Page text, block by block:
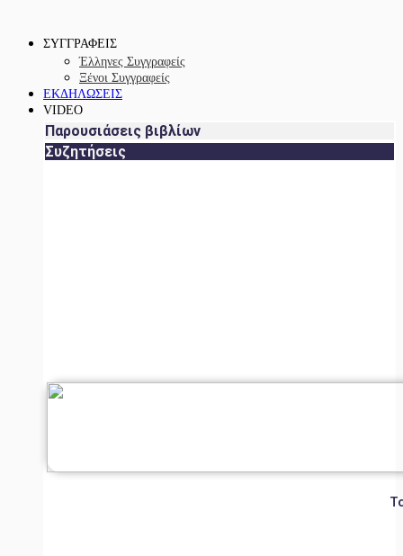
ΣΥΓΓΡΑΦΕΙΣ
Έλληνες Συγγραφείς
Ξένοι Συγγραφείς
ΕΚΔΗΛΩΣΕΙΣ
VIDEO
Παρουσιάσεις βιβλίων
Συζητήσεις